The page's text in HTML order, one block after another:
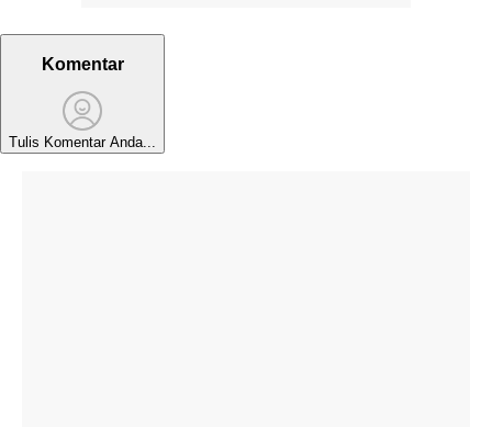
Komentar
Tulis Komentar Anda...